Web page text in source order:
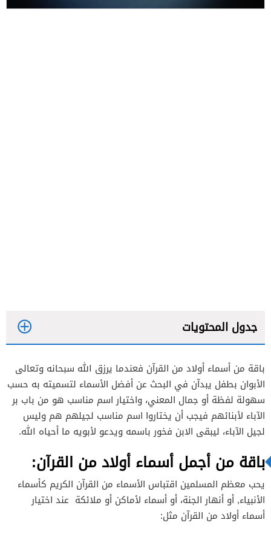
جدول المحتويات
باقة من أسماء أولاد من القرآن فعندما يرزق الله سبحانه وتعالى
الأبوان بطفل يبدآن في البحث عن أفضل الأسماء لتسميته به حسب
سهولة لفظة أو جمال المعني، واختيار اسم مناسب هو من باب بر
الآباء لأبنائهم فيجب أن يختاروا اسم مناسب لجيلهم هم وليس
لجيل الآباء، ليبقى الابن فخور باسمه ويدعو لأبويه ما أحياه الله.
باقة من أجمل أسماء أولاد من القرآن:
يحب معظم المسلمين اقتباس الأسماء من القرآن الكريم كأسماء
الأنبياء, أو أنهار الجنة، أو أسماء لأماكن أو ملائكة عند اختيار
أسماء أولاد من القرآن مثل: